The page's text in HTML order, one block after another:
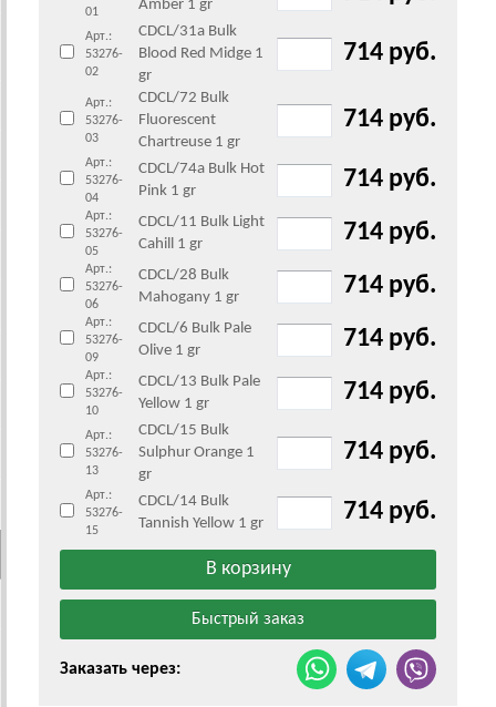
01
Amber 1 gr
Арт.:
53276-
02
CDCL/31а Bulk
Blood Red Midge 1
gr
714 руб.
Арт.:
53276-
03
CDCL/72 Bulk
Fluorescent
Chartreuse 1 gr
714 руб.
Арт.:
53276-
04
CDCL/74а Bulk Hot
Pink 1 gr
714 руб.
Арт.:
53276-
05
CDCL/11 Bulk Light
Cahill 1 gr
714 руб.
Арт.:
53276-
06
CDCL/28 Bulk
Mahogany 1 gr
714 руб.
Арт.:
53276-
09
CDCL/6 Bulk Pale
Olive 1 gr
714 руб.
Арт.:
53276-
10
CDCL/13 Bulk Pale
Yellow 1 gr
714 руб.
Арт.:
53276-
13
CDCL/15 Bulk
Sulphur Orange 1
gr
714 руб.
Арт.:
53276-
15
CDCL/14 Bulk
Tannish Yellow 1 gr
714 руб.
Заказать через: